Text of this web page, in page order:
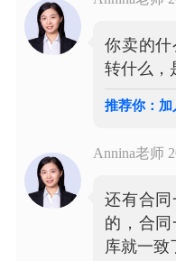
你卖的
转什么，
推荐你：
Annina老师
还有合
的，合